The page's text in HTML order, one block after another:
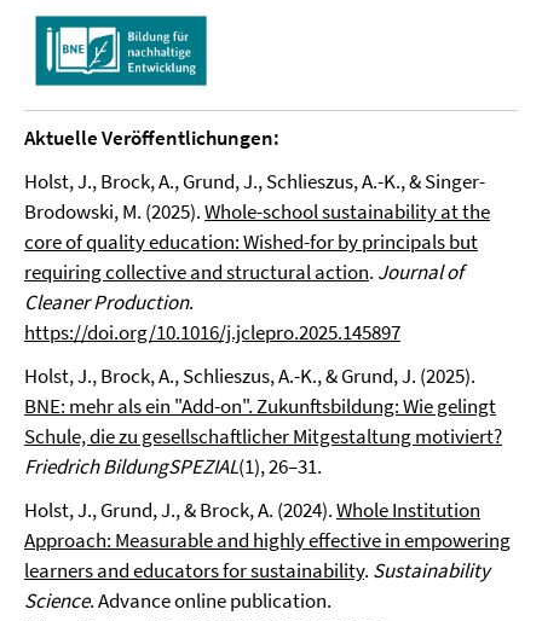
Aktuelle Veröffentlichungen:
Holst, J., Brock, A., Grund, J., Schlieszus, A.-K., & Singer-
Brodowski, M. (2025).Whole-school sustainability at the
core of quality education: Wished-for by principals but
requiring collective and structural action. Journal of
Cleaner Production.
https://doi.org/10.1016/j.jclepro.2025.145897
Holst, J., Brock, A., Schlieszus, A.-K., & Grund, J. (2025).
BNE: mehr als ein "Add-on". Zukunftsbildung: Wie gelingt
Schule, die zu gesellschaftlicher Mitgestaltung motiviert?
Friedrich BildungSPEZIAL(1), 26–31.
Holst, J., Grund, J., & Brock, A. (2024).Whole Institution
Approach: Measurable and highly effective in empowering
learners and educators for sustainability. Sustainability
Science. Advance online publication.